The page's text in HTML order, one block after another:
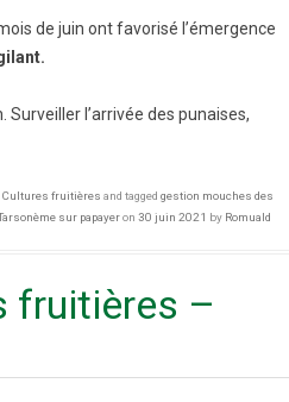
de juin ont favorisé l’émergence
Surveiller l’arrivée des punaises,
Cultures fruitières and tagged gestion mouches des
sur papayeron 30 juin 2021 by Romuald
fruitières –